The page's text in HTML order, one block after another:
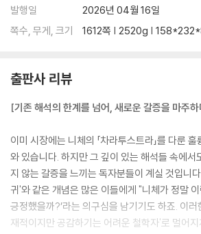
8장 자발적 거지
9장 그림자
12장 최후의 만찬
14장 우울의 노래
16장 사막의 딸들 사이에서
17장 깨달음
18장 나귀축제
19장 밤길을 걷는 자의 노래
20장 징조
마치며
발행일
2026년 04월 16일
쪽수, 무게, 크기
1612쪽 | 2520g |
출판사 리뷰
[기존 해석의 한계를 넘어, 새로운 갈증을 마주
이미 시장에는 니체의 「차라투스트라」를 다룬
와 있습니다. 하지만 그 깊이 있는 해석들 속에서
지 않는 갈증을 느끼는 독자분들이 계실 것입니
귀'와 같은 개념은 많은 이들에게 "니체가 정말
긍정했을까?’라는 의구심을 남기기도 하죠. 이
재적이지만 공감하기는 어려운 철학자'로 멀어